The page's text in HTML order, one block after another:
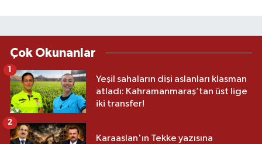
Çok Okunanlar
Yeşil sahaların dişi aslanları klasman
atladı: Kahramanmaraş’tan üst lige
iki transfer!
1
Karaaslan'ın Tekke yazısına
2